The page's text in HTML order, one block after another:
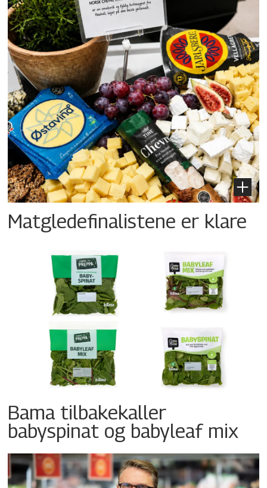
Matgledefinalistene er klare
Bama tilbakekaller
babyspinat og babyleaf mix